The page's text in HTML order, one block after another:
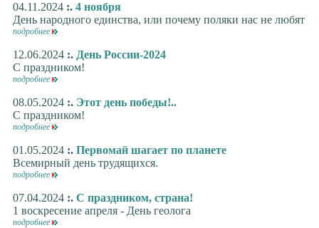
04.11.2024:. 4 ноября
День народного единства, или почему поляки нас не любят
подробнее
12.06.2024:. День России-2024
С праздником!
подробнее
08.05.2024:. Этот день победы!..
С праздником!
подробнее
01.05.2024:. Первомай шагает по планете
Всемирный день трудящихся.
подробнее
07.04.2024:. С праздником, страна!
1 воскресение апреля - День геолога
подробнее